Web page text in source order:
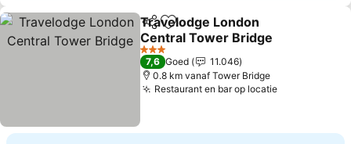
DelenToevoegen aan favorieten
Travelodge London
Central Tower Bridge
Prijzen bekijken
3 Sterren
7,6 Goed
11.046
0.8 km vanaf Tower Bridge
Restaurant en bar op locatiePrijzen